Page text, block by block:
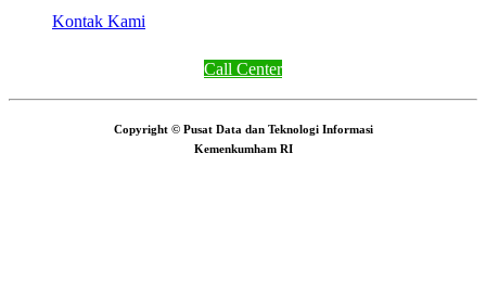
Kontak Kami
Call Center
Copyright © Pusat Data dan Teknologi Informasi
Kemenkumham RI